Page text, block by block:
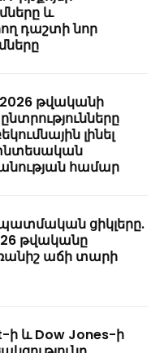
և
դաշտի նոր
2026 թվականի
լինել
համար
ցիկլերը.
թվականը
աճի տարի
ի և Dow Jones-ի